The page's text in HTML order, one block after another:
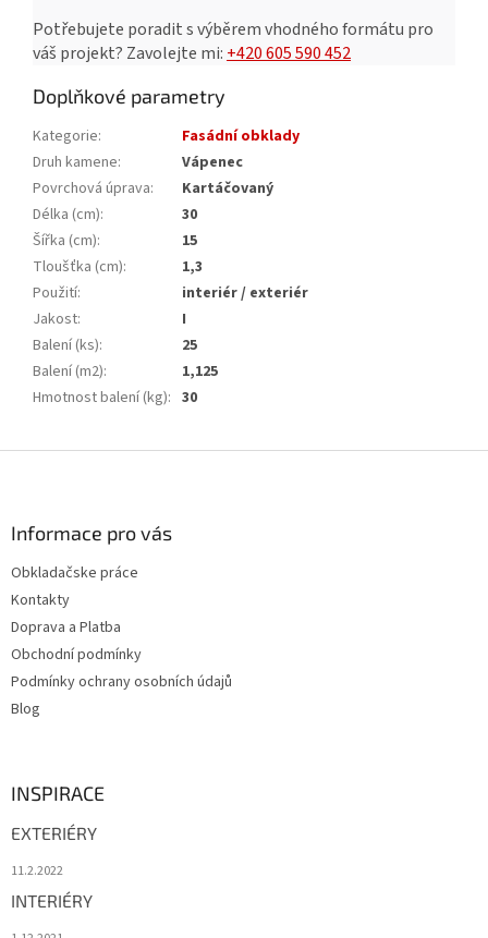
Potřebujete poradit s výběrem vhodného formátu pro
váš projekt? Zavolejte mi: +420 605 590 452
Doplňkové parametry
Kategorie:
Fasádní obklady
Druh kamene:
Vápenec
Povrchová úprava:
Kartáčovaný
Délka (cm):
30
Šířka (cm):
15
Tloušťka (cm):
1,3
Použití:
interiér / exteriér
Jakost:
I
Balení (ks):
25
Balení (m2):
1,125
Hmotnost balení (kg): 30
Informace pro vás
Obkladačske práce
Kontakty
Doprava a Platba
Obchodní podmínky
Podmínky ochrany osobních údajů
Blog
INSPIRACE
EXTERIÉRY
11.2.2022
INTERIÉRY